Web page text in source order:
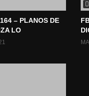
– PLANOS DE
LO